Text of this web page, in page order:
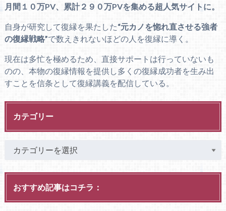
月間１０万PV、累計２９０万PVを集める超人気サイトに。
自身が研究して復縁を果たした“元カノを惚れ直させる強者
の復縁戦略”で数えきれないほどの人を復縁に導く。
現在は多忙を極めるため、直接サポートは行っていないも
のの、本物の復縁情報を提供し多くの復縁成功者を生み出
すことを信条として復縁講義を配信している。
カテゴリー
おすすめ記事はコチラ：